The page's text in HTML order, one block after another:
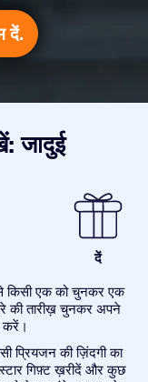
दें.
जादुई
दें
किसी एक को चुनकर एक
की तारीख़ चुनकर अपने
करें।
प्रियजन की ज़िंदगी का
गिफ़्ट ख़रीदें और कुछ